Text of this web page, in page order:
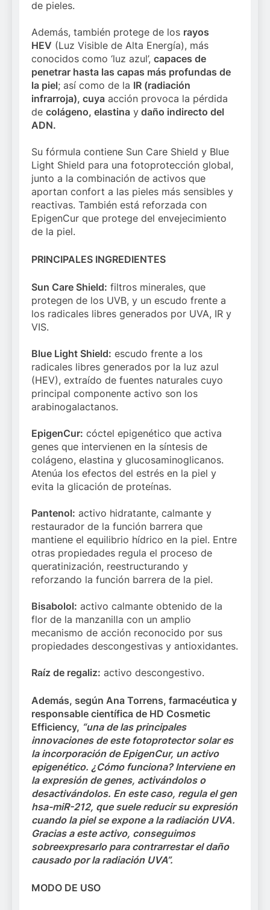
de pieles.
Además, también protege de los rayos
HEV (Luz Visible de Alta Energía), más
conocidos como ‘luz azul’, capaces de
penetrar hasta las capas más profundas de
la piel; así como de la IR (radiación
infrarroja), cuya acción provoca la pérdida
de colágeno, elastina y daño indirecto del
ADN.
Su fórmula contiene Sun Care Shield y Blue
Light Shield para una fotoprotección global,
junto a la combinación de activos que
aportan confort a las pieles más sensibles y
reactivas. También está reforzada con
EpigenCur que protege del envejecimiento
de la piel.
PRINCIPALES INGREDIENTES
Sun Care Shield: filtros minerales, que
protegen de los UVB, y un escudo frente a
los radicales libres generados por UVA, IR y
VIS.
Blue Light Shield: escudo frente a los
radicales libres generados por la luz azul
(HEV), extraído de fuentes naturales cuyo
principal componente activo son los
arabinogalactanos.
EpigenCur: cóctel epigenético que activa
genes que intervienen en la síntesis de
colágeno, elastina y glucosaminoglicanos.
Atenúa los efectos del estrés en la piel y
evita la glicación de proteínas.
Pantenol: activo hidratante, calmante y
restaurador de la función barrera que
mantiene el equilibrio hídrico en la piel. Entre
otras propiedades regula el proceso de
queratinización, reestructurando y
reforzando la función barrera de la piel.
Bisabolol: activo calmante obtenido de la
flor de la manzanilla con un amplio
mecanismo de acción reconocido por sus
propiedades descongestivas y antioxidantes.
Raíz de regaliz: activo descongestivo.
Además, según Ana Torrens, farmacéutica y
responsable científica de HD Cosmetic
Efficiency, “una de las principales
innovaciones de este fotoprotector solar es
la incorporación de EpigenCur, un activo
epigenético. ¿Cómo funciona? Interviene en
la expresión de genes, activándolos o
desactivándolos. En este caso, regula el gen
hsa-miR-212, que suele reducir su expresión
cuando la piel se expone a la radiación UVA.
Gracias a este activo, conseguimos
sobreexpresarlo para contrarrestar el daño
causado por la radiación UVA”.
MODO DE USO